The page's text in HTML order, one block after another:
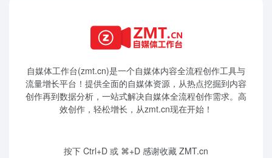
自媒体工作台(zmt.cn)是一个自媒体内容全流程创作工具与
流量增长平台！提供全面的自媒体资源，从热点挖掘到内容
创作再到数据分析，一站式解决自媒体全流程创作需求。高
效创作，轻松增长，从zmt.cn现在开始！
按下 Ctrl+D 或 ⌘+D 感谢收藏 ZMT.cn